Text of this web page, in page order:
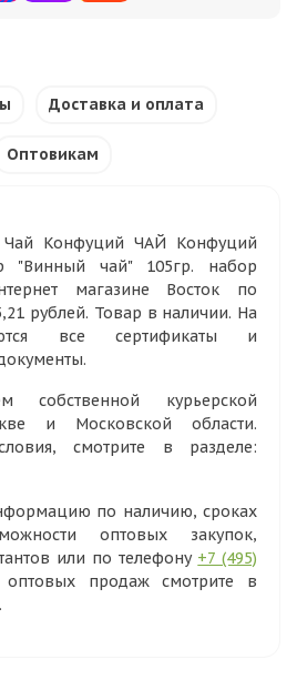
Доставка и оплата
Оптовикам
Конфуций ЧАЙ Конфуций
"Винный чай" 105гр. набор
магазине Восток по
рублей. Товар в наличии. На
все сертификаты и
собственной курьерской
и Московской области.
смотрите в разделе:
по наличию, сроках
оптовых закупок,
или по телефону +7 (495)
оптовых продаж смотрите в
.